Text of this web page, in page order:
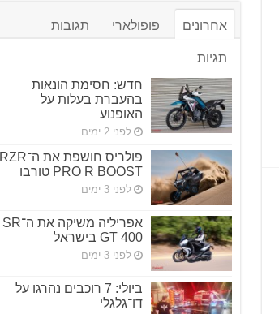
אחרונים פופולארי תגובות
תגיות
חדש: חסימת הונאות
בהעברת בעלות על
האופנוע
לפני 2 ימים
פולריס חושפת את ה־RZR
PRO R BOOST טורבו
לפני 3 ימים
אפריליה משיקה את ה־SR
GT 400 בישראל
לפני 3 ימים
ביולי: 7 רוכבים נהרגו על
דו־גלגלי